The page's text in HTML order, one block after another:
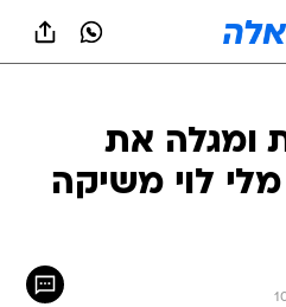
ומגלה את
לוי משיקה